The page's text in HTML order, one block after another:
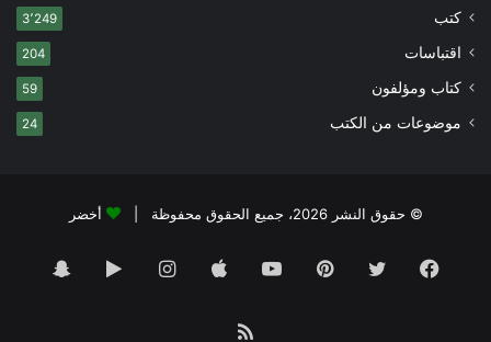
كتب 3٬249
اقتباسات 204
كتاب ومؤلفون 59
موضوعات من الكتب 24
© حقوق النشر 2026، جميع الحقوق محفوظة | أخضر
فيسبوك تويتر بينتيريستيوتيوب انستقرام‏Google
ملخص